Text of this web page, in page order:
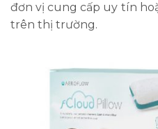
đơn vị cung cấp uy tín
trên thị trường.